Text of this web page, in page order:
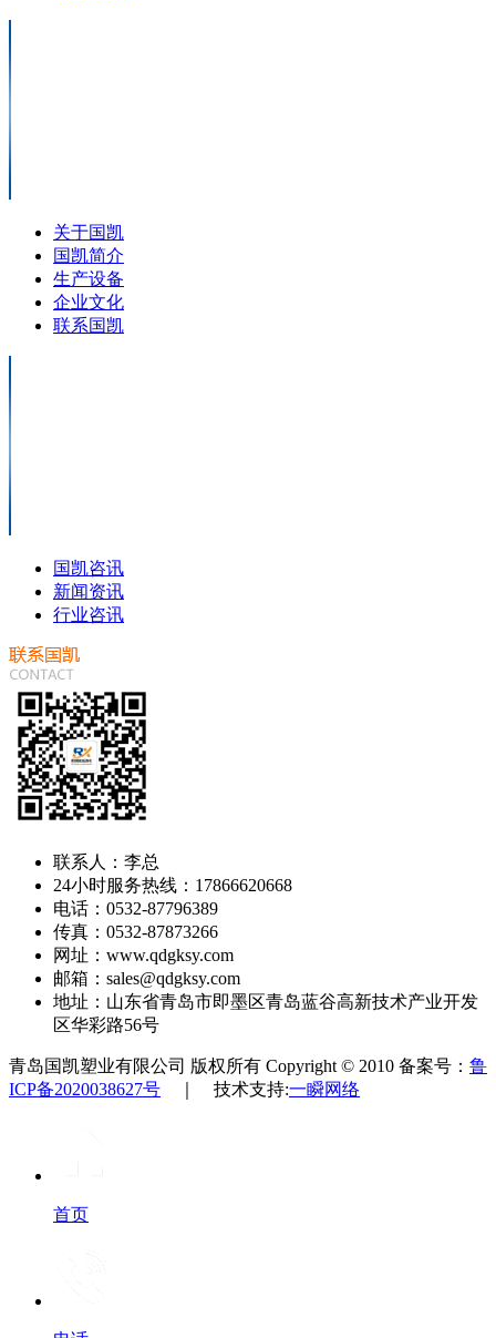
关于国凯
国凯简介
生产设备
企业文化
联系国凯
国凯咨讯
新闻资讯
行业咨讯
联系人：李总
24小时服务热线：17866620668
电话：0532-87796389
传真：0532-87873266
网址：www.qdgksy.com
邮箱：sales@qdgksy.com
地址：山东省青岛市即墨区青岛蓝谷高新技术产业开发
区华彩路56号
青岛国凯塑业有限公司 版权所有 Copyright © 2010 备案号： 鲁
ICP备2020038627号 ｜ 技术支持:一瞬网络
首页